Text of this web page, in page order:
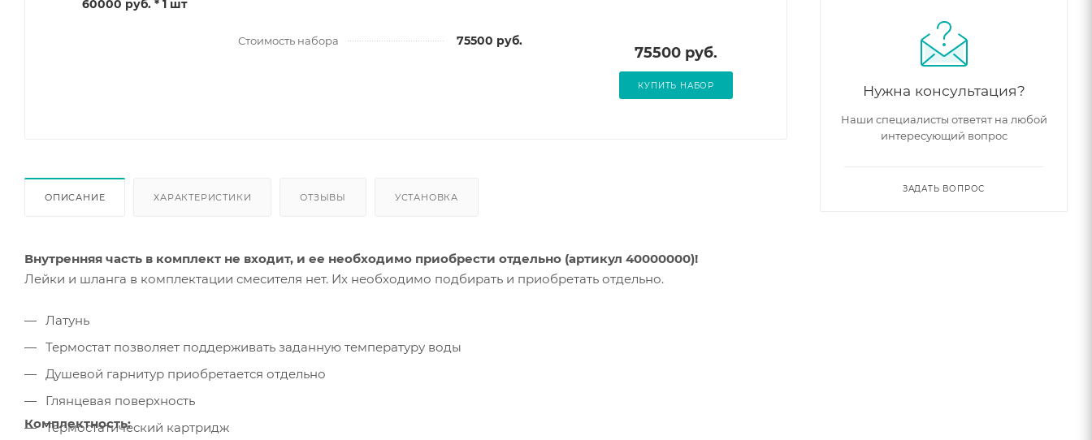
60000 руб.* 1 шт
Стоимость набора 75500 руб.
75500 руб.
КУПИТЬ НАБОР
ОПИСАНИЕ ХАРАКТЕРИСТИКИ ОТЗЫВЫ УСТАНОВКА
Внутренняя часть в комплект не входит, и ее необходимо приобрести отдельно (артикул 40000000)!
Лейки и шланга в комплектации смесителя нет. Их необходимо подбирать и приобретать отдельно.
Латунь
Термостат позволяет поддерживать заданную температуру воды
Душевой гарнитур приобретается отдельно
Глянцевая поверхность
Термостатический картридж
Комплектность:
Нужна консультация?
Наши специалисты ответят на любой
интересующий вопрос
ЗАДАТЬ ВОПРОС